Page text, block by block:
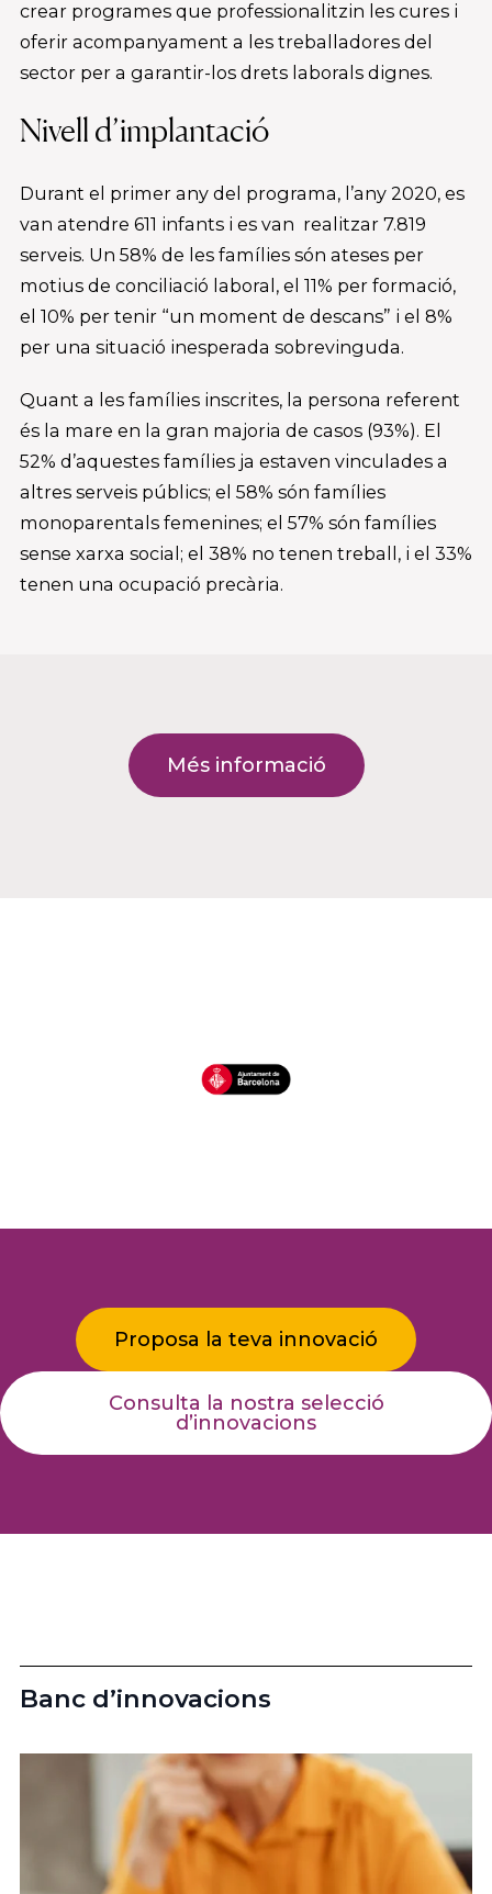
crear programes que professionalitzin les cures i
oferir acompanyament a les treballadores del
sector per a garantir-los drets laborals dignes.
Nivell d’implantació
Durant el primer any del programa, l’any 2020, es
van atendre 611 infants i es van realitzar 7.819
serveis. Un 58% de les famílies són ateses per
motius de conciliació laboral, el 11% per formació,
el 10% per tenir “un moment de descans” i el 8%
per una situació inesperada sobrevinguda.
Quant a les famílies inscrites, la persona referent
és la mare en la gran majoria de casos (93%). El
52% d’aquestes famílies ja estaven vinculades a
altres serveis públics; el 58% són famílies
monoparentals femenines; el 57% són famílies
sense xarxa social; el 38% no tenen treball, i el 33%
tenen una ocupació precària.
Més informació
Proposa la teva innovació
Consulta la nostra selecció
d’innovacions
Banc d’innovacions